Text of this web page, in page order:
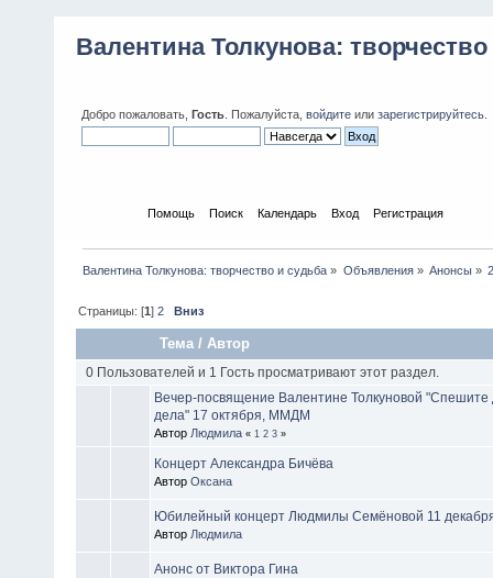
Валентина Толкунова:
Добро пожаловать, Гость . Пожалуйста, войдите или зарегистрируйтесь
Помощь Поиск Календарь Вход Регистрация
Валентина Толкунова: творчество и судьба » Объявления» Анонсы»
Страницы: [1]2 Вниз
Тема / Автор
0 Пользователей и 1 Гость просматривают этот раздел.
Вечер-посвящение Валентине Толкуновой
дела" 17 октября, ММДМ
Автор Людмила « 1 2 3 »
Концерт Александра Бичёва
Автор Оксана
Юбилейный концерт Людмилы Семёновой 11
Автор Людмила
Анонс от Виктора Гина